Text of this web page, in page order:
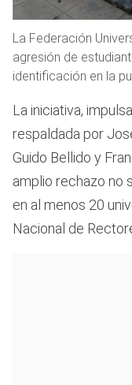
La Federación
agresión de
identificación en la
La iniciativa,
respaldada por
Guido Bellido y
amplio rechazo no
en al menos 20
Nacional de